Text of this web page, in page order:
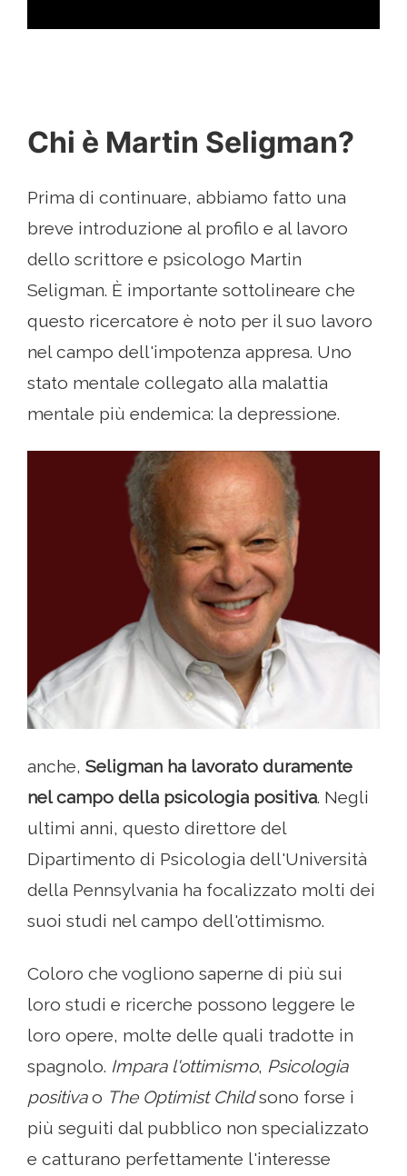
Chi è Martin Seligman?
Prima di continuare, abbiamo fatto una
breve introduzione al profilo e al lavoro
dello scrittore e psicologo Martin
Seligman. È importante sottolineare che
questo ricercatore è noto per il suo lavoro
nel campo dell'impotenza appresa. Uno
stato mentale collegato alla malattia
mentale più endemica: la depressione.
anche, Seligman ha lavorato duramente
nel campo della psicologia positiva. Negli
ultimi anni, questo direttore del
Dipartimento di Psicologia dell'Università
della Pennsylvania ha focalizzato molti dei
suoi studi nel campo dell'ottimismo.
Coloro che vogliono saperne di più sui
loro studi e ricerche possono leggere le
loro opere, molte delle quali tradotte in
spagnolo. Impara l'ottimismo, Psicologia
positivao The Optimist Childsono forse i
più seguiti dal pubblico non specializzato
e catturano perfettamente l'interesse